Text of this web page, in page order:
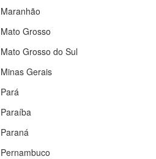
Maranhão
Mato Grosso
Mato Grosso do Sul
Minas Gerais
Pará
Paraíba
Paraná
Pernambuco